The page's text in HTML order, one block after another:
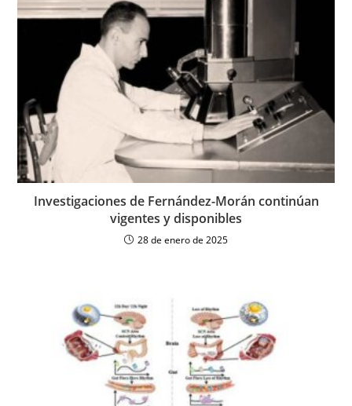
Investigaciones de Fernández-Morán continúan
vigentes y disponibles
28 de enero de 2025